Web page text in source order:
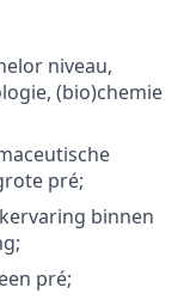
niveau,
(bio)chemie
pré;
binnen
pré;